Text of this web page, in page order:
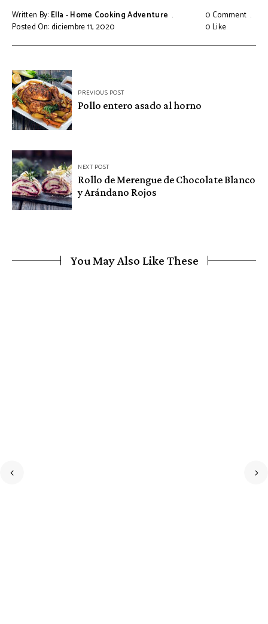
Written By: Ella - Home Cooking Adventure
Posted On: diciembre 11, 2020
0 Comment
0Like
Navegación
de
entradas
PREVIOUS POST
Pollo entero asado al horno
NEXT POST
Rollo de Merengue de Chocolate Blanco
y Arándano Rojos
You May Also Like These